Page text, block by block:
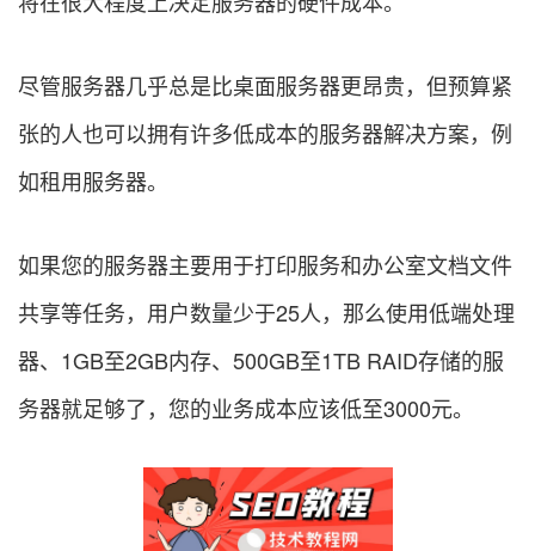
尽管服务器几乎总是比桌面服务器更昂贵，但预算紧
张的人也可以拥有许多低成本的服务器解决方案，例
如租用服务器。
如果您的服务器主要用于打印服务和办公室文档文件
共享等任务，用户数量少于25人，那么使用低端处理
器、1GB至2GB内存、500GB至1TB RAID存储的服
务器就足够了，您的业务成本应该低至3000元。